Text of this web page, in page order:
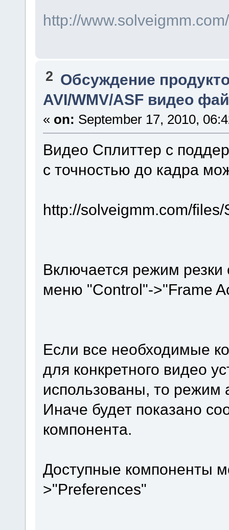
http://
2 Обсуждение
AVI/WMV/ASF видео
« on: September 17, 2010,
Видео Сплиттер с
с точностью до кадра
http://solveigmm.com/
Включается режим резки
меню "Control"->"Frame
Если все необходимые
для конкретного видео
использованы, то режим
Иначе будет показано
компонента.
Доступные компоненты
>"Preferences"